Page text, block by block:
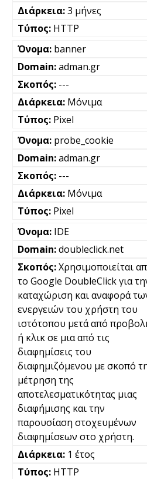
3 μήνες
HTTP
banner
adman.gr
---
Μόνιμα
Pixel
probe_cookie
adman.gr
---
Μόνιμα
Pixel
IDE
doubleclick.net
Χρησιμοποιείται
το Google DoubleClick για
καταχώριση και αναφορά
ενεργειών του χρήστη του
ιστότοπου μετά από
ή κλικ σε μια από τις
διαφημίσεις του
διαφημιζόμενου με σκοπό
μέτρηση της
αποτελεσματικότητας μιας
διαφήμισης και την
παρουσίαση στοχευμένων
διαφημίσεων στο χρήστη.
1 έτος
HTTP